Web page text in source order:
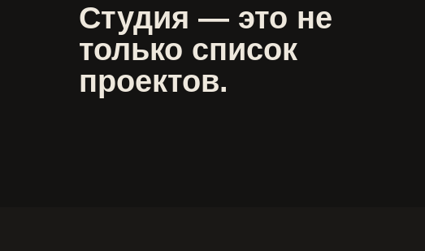
Студия — это не
только список
проектов.